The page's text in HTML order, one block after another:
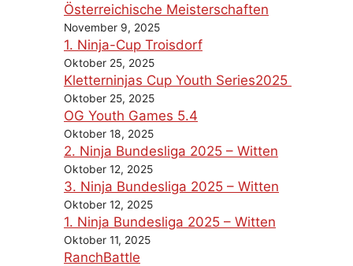
Österreichische Meisterschaften
November 9, 2025
1. Ninja-Cup Troisdorf
Oktober 25, 2025
Kletterninjas Cup Youth Series2025
Oktober 25, 2025
OG Youth Games 5.4
Oktober 18, 2025
2. Ninja Bundesliga 2025 – Witten
Oktober 12, 2025
3. Ninja Bundesliga 2025 – Witten
Oktober 12, 2025
1. Ninja Bundesliga 2025 – Witten
Oktober 11, 2025
RanchBattle